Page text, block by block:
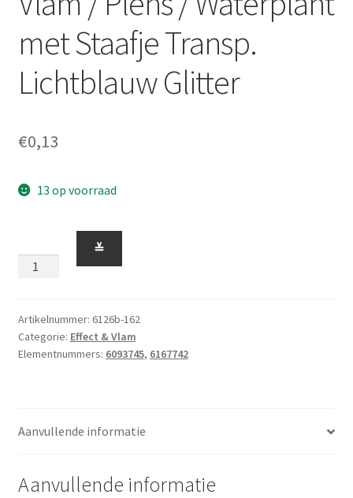
met Staafje Transp.
Lichtblauw Glitter
€0,13
13 op voorraad
/
Waterplant
met
Staafje
aantal
≚
Artikelnummer: 6126b-162
Categorie: Effect & Vlam
Elementnummers: 6093745, 6167742
Aanvullende informatie
Aanvullende informatie